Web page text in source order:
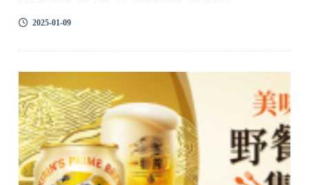
2025-01-09